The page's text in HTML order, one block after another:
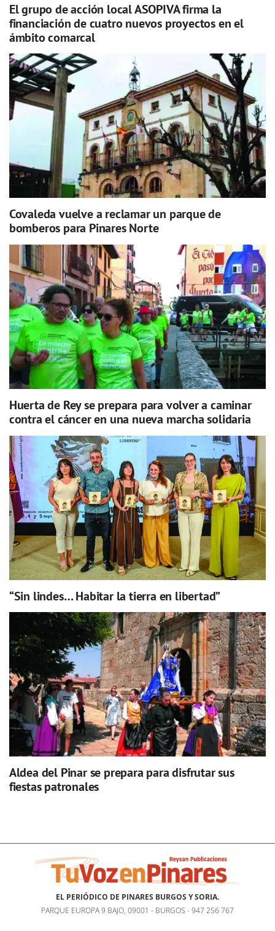
El grupo de acción local ASOPIVA firma la
financiación de cuatro nuevos proyectos en el
ámbito comarcal
Covaleda vuelve a reclamar un parque de
bomberos para Pinares Norte
Huerta de Rey se prepara para volver a caminar
contra el cáncer en una nueva marcha solidaria
“Sin lindes… Habitar la tierra en libertad”
Aldea del Pinar se prepara para disfrutar sus
fiestas patronales
EL PERIÓDICO DE PINARES BURGOS Y SORIA.
PARQUE EUROPA 9 BAJO, 09001 - BURGOS - 947 256 767